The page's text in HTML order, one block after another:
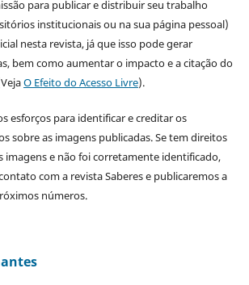
para publicar e distribuir seu trabalho
institucionais ou na sua página pessoal)
nesta revista, já que isso pode gerar
bem como aumentar o impacto e a citação do
O Efeito do Acesso Livre).
esforços para identificar e creditar os
sobre as imagens publicadas. Se tem direitos
imagens e não foi corretamente identificado,
com a revista Saberes e publicaremos a
números.